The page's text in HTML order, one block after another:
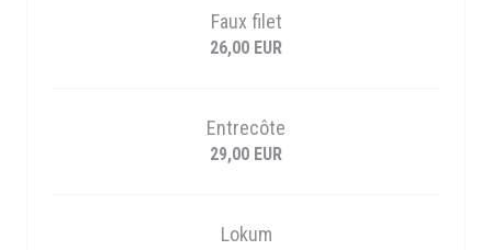
Faux filet
26,00 EUR
Entrecôte
29,00 EUR
Lokum